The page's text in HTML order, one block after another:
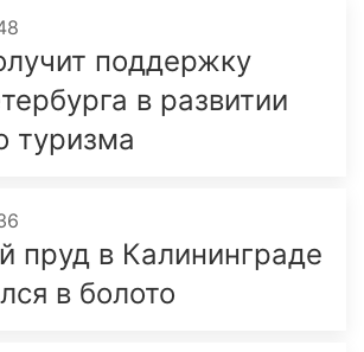
поддержку
в развитии
туризма
пруд в Калининграде
в болото